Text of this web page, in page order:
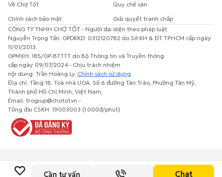
Cần tư vấn Chat
Về Chợ Tốt
Quy chế sàn
Chính sách bảo mật
Giải quyết tranh chấp
CÔNG TY TNHH CHỢ TỐT - Người đại diện theo pháp luật:
Nguyễn Trọng Tấn; GPDKKD: 0312120782 do Sở KH & ĐT TP.HCM cấp ngày
11/01/2013;
GPMXH: 185/GP-BTTTT do Bộ Thông tin và Truyền thông
cấp ngày 09/07/2024 - Chịu trách nhiệm
nội dung: Trần Hoàng Ly. Chính sách sử dụng
Địa chỉ: Tầng 18, Toà nhà UOA, Số 6 đường Tân Trào, Phường Tân Mỹ,
Thành phố Hồ Chí Minh, Việt Nam;
Email: trogiup@chotot.vn -
Tổng đài CSKH: 19003003 (1.000đ/phút)